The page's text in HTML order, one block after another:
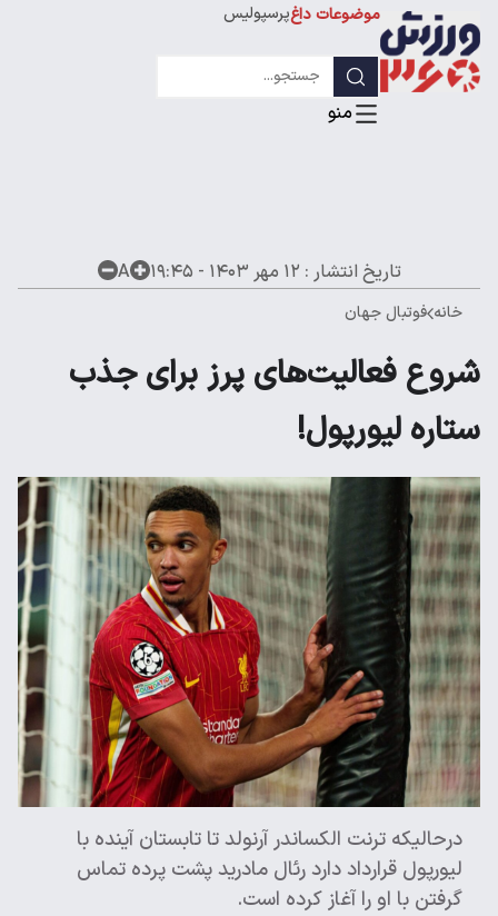
موضوعات داغپرسپولیس
لیگ قهرمانان
تاریخ انتشار : ۱۲ مهر ۱۴۰۳ - ۱۹:۴۵ A
خانه فوتبال جهان
شروع فعالیت‌های پرز برای جذب
ستاره لیورپول!
درحالیکه ترنت الکساندر آرنولد تا تابستان آینده با
لیورپول قرارداد دارد ‌رئال مادرید پشت پرده تماس
گرفتن با او را آغاز کرده است. ‌